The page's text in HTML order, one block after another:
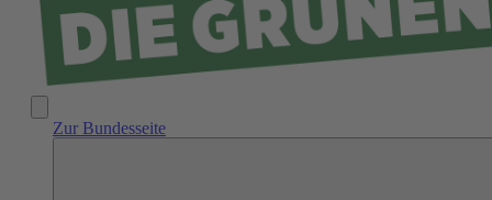
Zur Bundesseite